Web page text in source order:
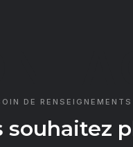
DE RENSEIGNEMENTS
souhaitez